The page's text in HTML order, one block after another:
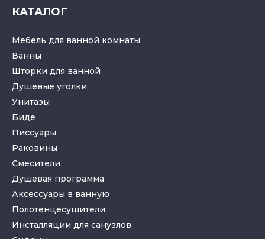
КАТАЛОГ
Мебель для ванной комнаты
Ванны
Шторки для ванной
Душевые уголки
Унитазы
Биде
Писсуары
Раковины
Смесители
Душевая программа
Аксессуары в ванную
Полотенцесушители
Инсталляции для санузлов